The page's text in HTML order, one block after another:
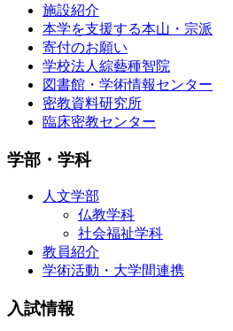
施設紹介
本学を支援する本山・宗派
寄付のお願い
学校法人綜藝種智院
図書館・学術情報センター
密教資料研究所
臨床密教センター
学部・学科
人文学部
仏教学科
社会福祉学科
教員紹介
学術活動・大学間連携
入試情報